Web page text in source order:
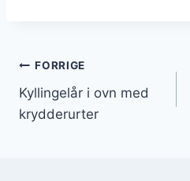
FORRIGE
Kyllingelår i ovn med
krydderurter